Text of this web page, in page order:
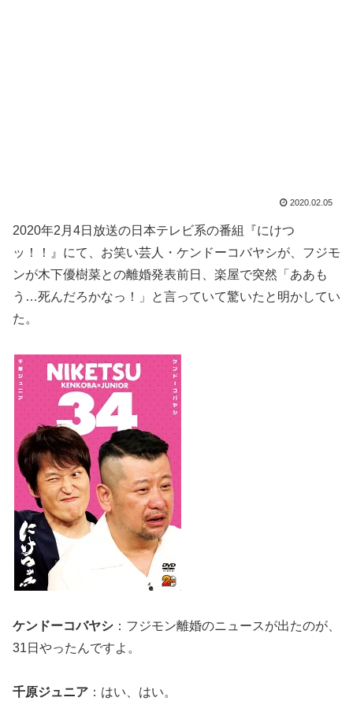
2020.02.05
2020年2月4日放送の日本テレビ系の番組『にけつ
ッ！！』にて、お笑い芸人・ケンドーコバヤシが、フジモ
ンが木下優樹菜との離婚発表前日、楽屋で突然「ああも
う…死んだろかなっ！」と言っていて驚いたと明かしてい
た。
ケンドーコバヤシ ：フジモン離婚のニュースが出たのが、
31日やったんですよ。
千原ジュニア ：はい、はい。